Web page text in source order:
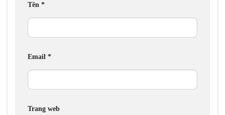
Tên *
Email *
Trang web